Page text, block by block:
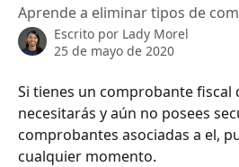
Aprende a eliminar tipos de
Escrito por Lady Morel
25 de mayo de 2020
Si tienes un comprobante fiscal
necesitarás y aún no posees
comprobantes asociadas a el,
cualquier momento.